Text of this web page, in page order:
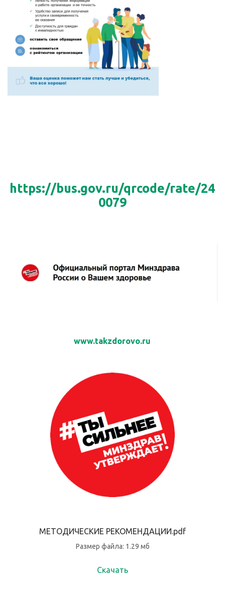
https://bus.gov.ru/qrcode/rate/24
0079
www.takzdorovo.ru
МЕТОДИЧЕСКИЕ РЕКОМЕНДАЦИИ.pdf
Размер файла: 1.29 мб
Скачать